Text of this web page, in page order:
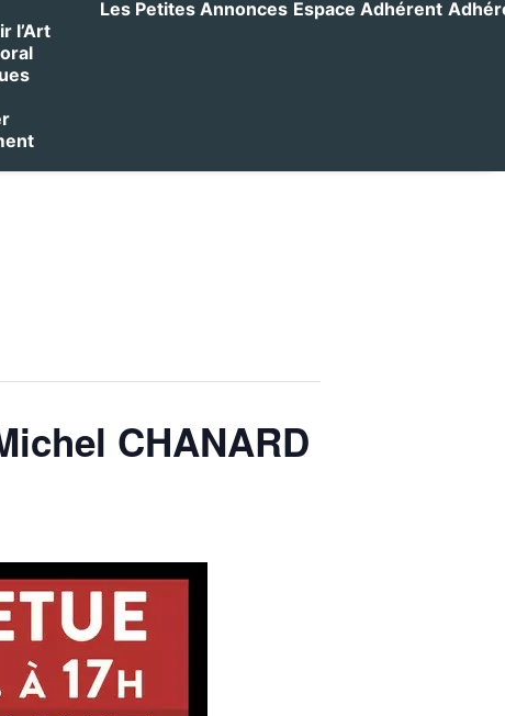
l’Art
Les Petites Annonces Espace Adhérent
CHANARD